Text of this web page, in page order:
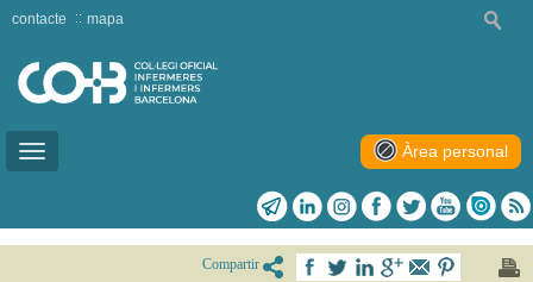
Toggle
contacte mapa
Àrea personal
Compartir